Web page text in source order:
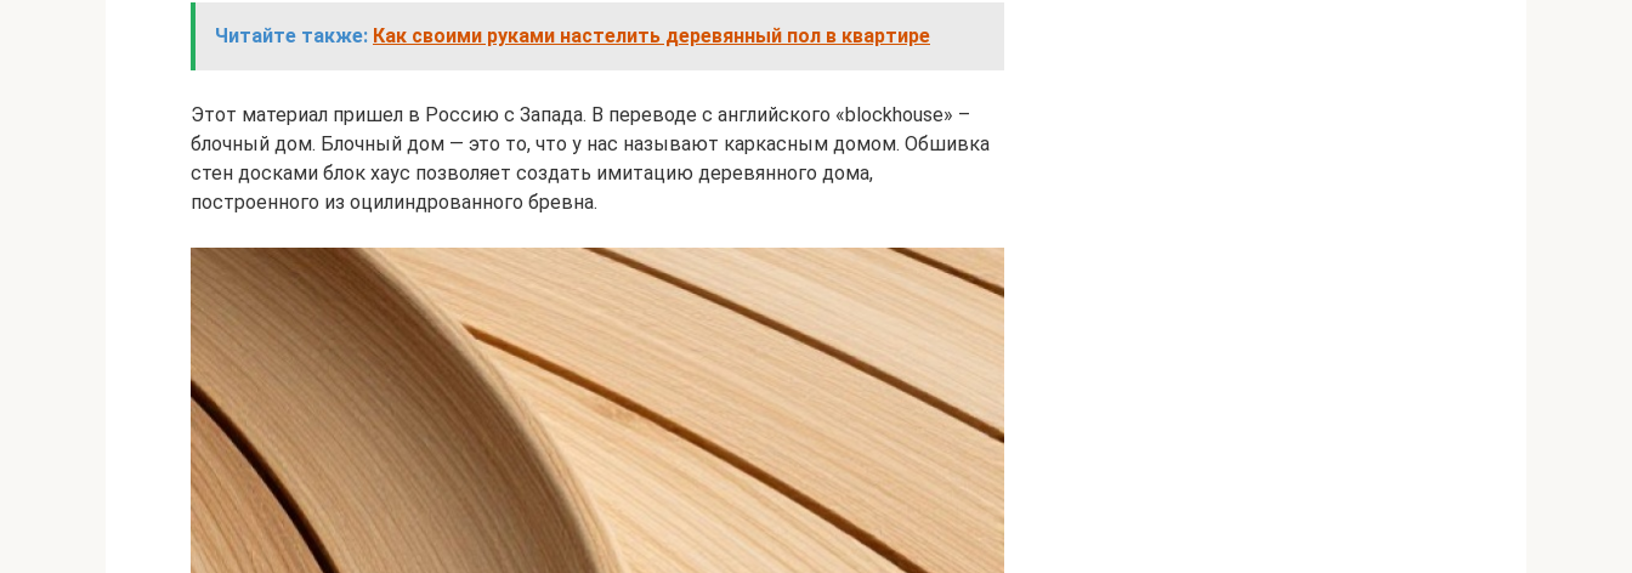
Читайте также: Как своими руками настелить деревянный пол в квартире
Этот материал пришел в Россию с Запада. В переводе с английского «blockhouse» –
блочный дом. Блочный дом — это то, что у нас называют каркасным домом. Обшивка
стен досками блок хаус позволяет создать имитацию деревянного дома,
построенного из оцилиндрованного бревна.